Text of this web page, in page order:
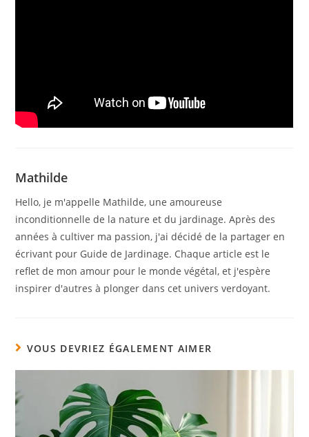
Mathilde
Hello, je m'appelle Mathilde, une amoureuse
inconditionnelle de la nature et du jardinage. Après des
années à cultiver ma passion, j'ai décidé de la partager en
écrivant pour Guide de Jardinage. Chaque article est le
reflet de mon amour pour le monde végétal, et j'espère
inspirer d'autres à plonger dans cet univers verdoyant.
VOUS DEVRIEZ ÉGALEMENT AIMER